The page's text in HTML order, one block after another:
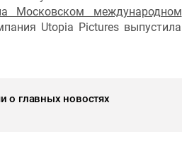
Московском международном
Utopia Pictures выпустила
о главных новостях